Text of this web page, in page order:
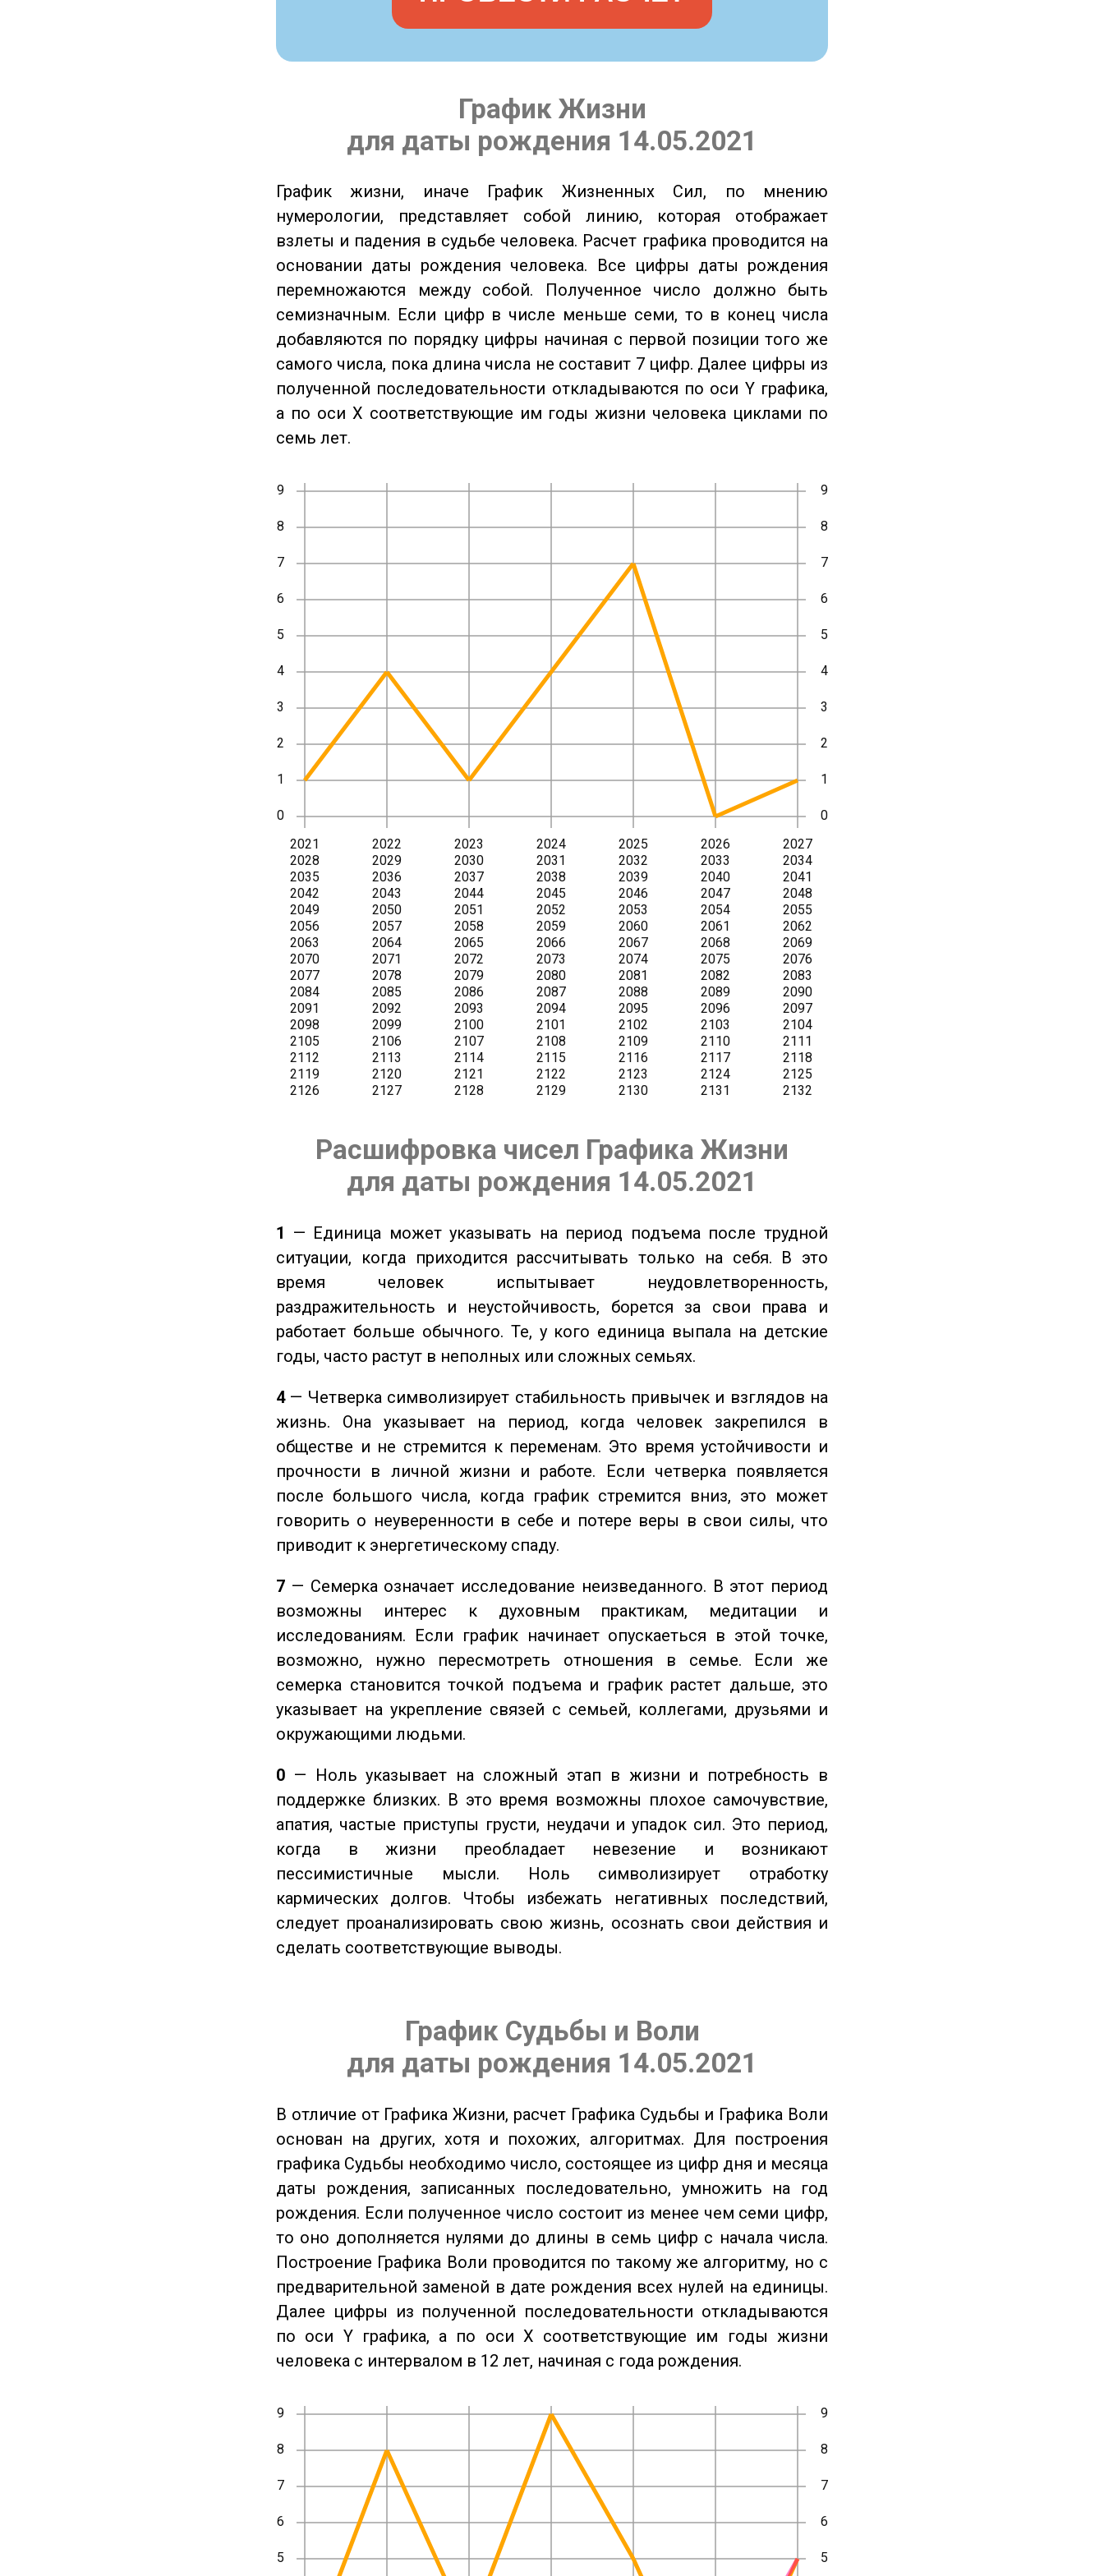
График Жизни
для даты рождения 14.05.2021
График жизни, иначе График Жизненных Сил, по мнению
нумерологии, представляет собой линию, которая отображает
взлеты и падения в судьбе человека. Расчет графика проводится на
основании даты рождения человека. Все цифры даты рождения
перемножаются между собой. Полученное число должно быть
семизначным. Если цифр в числе меньше семи, то в конец числа
добавляются по порядку цифры начиная с первой позиции того же
самого числа, пока длина числа не составит 7 цифр. Далее цифры из
полученной последовательности откладываются по оси Y графика,
а по оси X соответствующие им годы жизни человека циклами по
семь лет.
Расшифровка чисел Графика Жизни
для даты рождения 14.05.2021
1 — Единица может указывать на период подъема после трудной
ситуации, когда приходится рассчитывать только на себя. В это
время человек испытывает неудовлетворенность,
раздражительность и неустойчивость, борется за свои права и
работает больше обычного. Те, у кого единица выпала на детские
годы, часто растут в неполных или сложных семьях.
4— Четверка символизирует стабильность привычек и взглядов на
жизнь. Она указывает на период, когда человек закрепился в
обществе и не стремится к переменам. Это время устойчивости и
прочности в личной жизни и работе. Если четверка появляется
после большого числа, когда график стремится вниз, это может
говорить о неуверенности в себе и потере веры в свои силы, что
приводит к энергетическому спаду.
7 — Семерка означает исследование неизведанного. В этот период
возможны интерес к духовным практикам, медитации и
исследованиям. Если график начинает опускаеться в этой точке,
возможно, нужно пересмотреть отношения в семье. Если же
семерка становится точкой подъема и график растет дальше, это
указывает на укрепление связей с семьей, коллегами, друзьями и
окружающими людьми.
0 — Ноль указывает на сложный этап в жизни и потребность в
поддержке близких. В это время возможны плохое самочувствие,
апатия, частые приступы грусти, неудачи и упадок сил. Это период,
когда в жизни преобладает невезение и возникают
пессимистичные мысли. Ноль символизирует отработку
кармических долгов. Чтобы избежать негативных последствий,
следует проанализировать свою жизнь, осознать свои действия и
сделать соответствующие выводы.
График Судьбы и Воли
для даты рождения 14.05.2021
В отличие от Графика Жизни, расчет Графика Судьбы и Графика Воли
основан на других, хотя и похожих, алгоритмах. Для построения
графика Судьбы необходимо число, состоящее из цифр дня и месяца
даты рождения, записанных последовательно, умножить на год
рождения. Если полученное число состоит из менее чем семи цифр,
то оно дополняется нулями до длины в семь цифр с начала числа.
Построение Графика Воли проводится по такому же алгоритму, но с
предварительной заменой в дате рождения всех нулей на единицы.
Далее цифры из полученной последовательности откладываются
по оси Y графика, а по оси X соответствующие им годы жизни
человека с интервалом в 12 лет, начиная с года рождения.